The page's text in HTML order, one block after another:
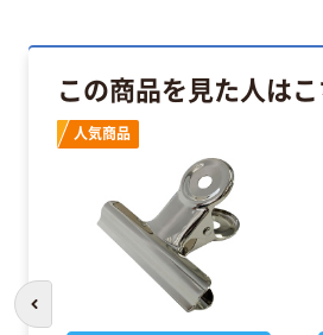
この商品を見た人は
人気商品
前のスライドへ